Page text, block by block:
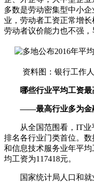
多数是劳动密集型中小
业，劳动者工资正常增
劳动者议价能力也不强，
资料图：银行工作
哪些行业平均工资最
——最高行业多为金
从全国范围看，IT业
排名各行业门类首位。
和信息技术服务业年平
均工资为117418元。
国家统计局人口和就